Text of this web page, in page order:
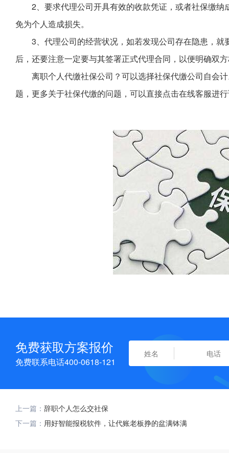
2、要求代理公司开具有效的收款凭证，或者社保缴
免为个人造成损失。
3、代理公司的经营状况，如若发现公司存在隐患，
后，还要注意一定要与其签署正式代理合同，以便明确双
离职个人代缴社保公司？可以选择社保代缴公司自会
题，更多关于社保代缴的问题，可以直接点击在线客服进
免费获取方案报价
免费联系电话400-0618-121
上一篇： 辞职个人怎么交社保
下一篇： 用好智能报税软件，让代账老板挣的盆满钵满